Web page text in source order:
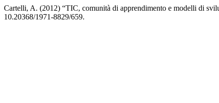
Cartelli, A. (2012) “TIC, comunità di apprendimento e modelli di
10.20368/1971-8829/659.